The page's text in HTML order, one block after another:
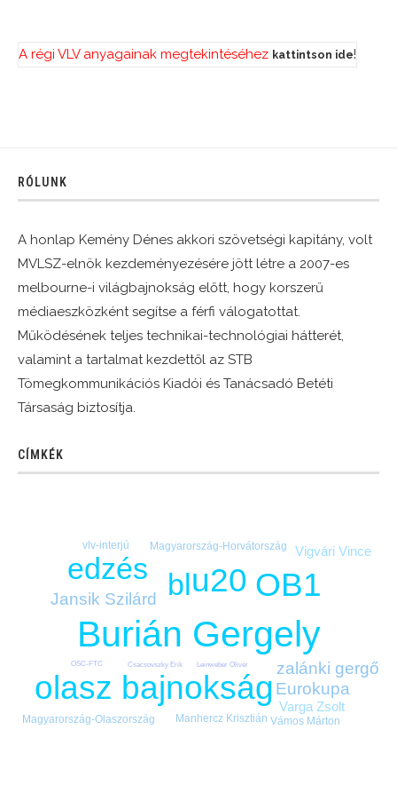
A régi VLV anyagainak megtekintéséhez kattintson ide!
RÓLUNK
A honlap Kemény Dénes akkori szövetségi kapitány, volt
MVLSZ-elnök kezdeményezésére jött létre a 2007-es
melbourne-i világbajnokság előtt, hogy korszerű
médiaeszközként segítse a férfi válogatottat.
Működésének teljes technikai-technológiai hátterét,
valamint a tartalmat kezdettől az STB
Tömegkommunikációs Kiadói és Tanácsadó Betéti
Társaság biztosítja.
CÍMKÉK
Burián Gergely
OB1
olasz bajnokság
u20
bl
edzés
Eurokupa
Jansik Szilárd
zalánki gergő
Varga Zsolt
Vigvári Vince
Magyarország-Horvátország
Magyarország-Olaszország Manhercz Krisztián
vlv-interjú
Vámos Márton
Csacsovszky Erik Leinweber Olivér
OSC-FTC